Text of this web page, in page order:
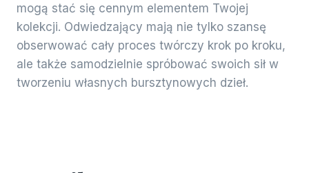
mogą stać się cennym elementem Twojej
kolekcji. Odwiedzający mają nie tylko szansę
obserwować cały proces twórczy krok po kroku,
ale także samodzielnie spróbować swoich sił w
tworzeniu własnych bursztynowych dzieł.